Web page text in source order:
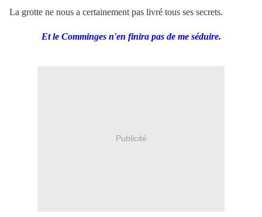
La grotte ne nous a certainement pas livré tous ses secrets.
Et le Comminges n'en finira pas de me séduire.
Publicité